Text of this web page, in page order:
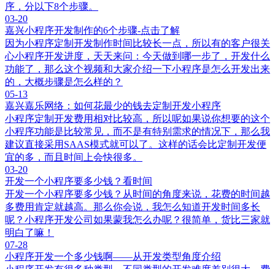
序，分以下8个步骤。
03-20
嘉兴小程序开发制作的6个步骤-点击了解
因为小程序定制开发制作时间比较长一点，所以有的客户很关
心小程序开发进度，天天来问：今天做到哪一步了，开发什么
功能了，那么这个视频和大家介绍一下小程序是怎么开发出来
的，大概步骤是怎么样的？
05-13
嘉兴嘉乐网络：如何花最少的钱去定制开发小程序
小程序定制开发费用相对比较高，所以呢如果说你想要的这个
小程序功能是比较常见，而不是有特别需求的情况下，那么我
建议直接采用SAAS模式就可以了。这样的话会比定制开发便
宜的多，而且时间上会快很多。
03-20
开发一个小程序要多少钱？看时间
开发一个小程序要多少钱？从时间的角度来说，花费的时间越
多费用肯定就越高。那么你会说，我怎么知道开发时间多长
呢？小程序开发公司如果蒙我怎么办呢？很简单，货比三家就
明白了嘛！
07-28
小程序开发一个多少钱啊——从开发类型角度介绍